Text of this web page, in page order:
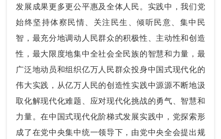
发展成果更多更公平惠及全体人民。实践中，我们党
始终坚持体察民情、关注民生、倾听民意、集中民
智，最充分地调动人民群众的积极性、主动性和创造
性，最大限度地集中全社会全民族的智慧和力量，最
广泛地动员和组织亿万人民群众投身中国式现代化的
伟大实践，从亿万人民的创造性实践中源源不断地汲
取化解现代化难题、应对现代化挑战的勇气、智慧和
力量。在中国式现代化阶梯式发展实践中，党探索形
成了在党中央集中统一领导下，由党中央全会提出规